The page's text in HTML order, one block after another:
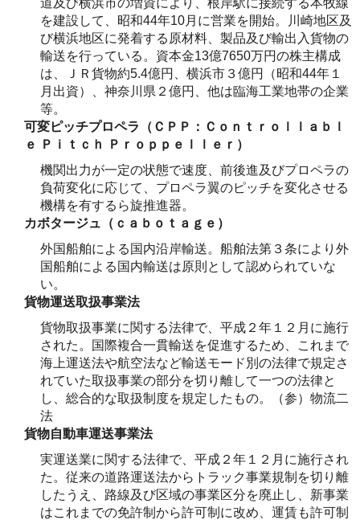
を建設して、昭和44年10月に営業を開始。川崎地区及
び横浜地区に発着する原材料、製品及び輸出入貨物の
輸送を行っている。資本金13億7650万円の株主構成
は、ＪＲ貨物約5.4億円、横浜市３億円（昭和44年１
月出資）、神奈川県２億円、他は臨海工業地帯の企業
等。
可変ピッチプロペラ（ＣＰＰ：Ｃｏｎｔｒｏｌｌａｂｌ
ｅ Ｐｉｔｃｈ Ｐｒｏｐｐｅｌｌｅｒ）
機関出力が一定の状態で速度、前後進及びプロペラの
負荷変化に応じて、プロペラ翼のピッチを変化させる
機構を有するら旋推進器。
カボタージュ（ｃａｂｏｔａｇｅ）
外国船舶による国内沿岸輸送。船舶法第３条により外
国船舶による国内輸送は原則として認められていな
い。
貨物運送取扱事業法
貨物取扱事業に関する法律で、平成２年１２月に施行
された。国際複合一貫輸送を促進するため、これまで
海上運送法や航空法など輸送モード別の法律で規定さ
れていた取扱事業の部分を切り離して一つの法律と
し、総合的な取扱制度を規定したもの。（参）物流二
法
貨物自動車運送事業法
実運送業に関する法律で、平成２年１２月に施行され
た。従来の道路運送法からトラック事業規制を切り離
したうえ、路線及び区域の事業区分を廃止し、新事業
はこれまでの免許制から許可制に改め、運賃も許可制